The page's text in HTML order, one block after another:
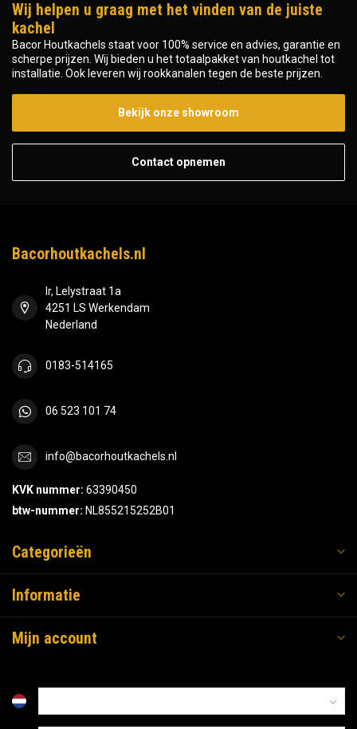
Wij helpen u graag met het vinden van de juiste
kachel
Bacor Houtkachels staat voor 100% service en advies, garantie en
scherpe prijzen. Wij bieden u het totaalpakket van houtkachel tot
installatie. Ook leveren wij rookkanalen tegen de beste prijzen.
Bekijk onze showroom
Contact opnemen
Bacorhoutkachels.nl
Ir, Lelystraat 1a
4251 LS Werkendam
Nederland
0183-514165
06 523 101 74
info@bacorhoutkachels.nl
KVK nummer: 63390450
btw-nummer: NL855215252B01
Categorieën
Informatie
Mijn account